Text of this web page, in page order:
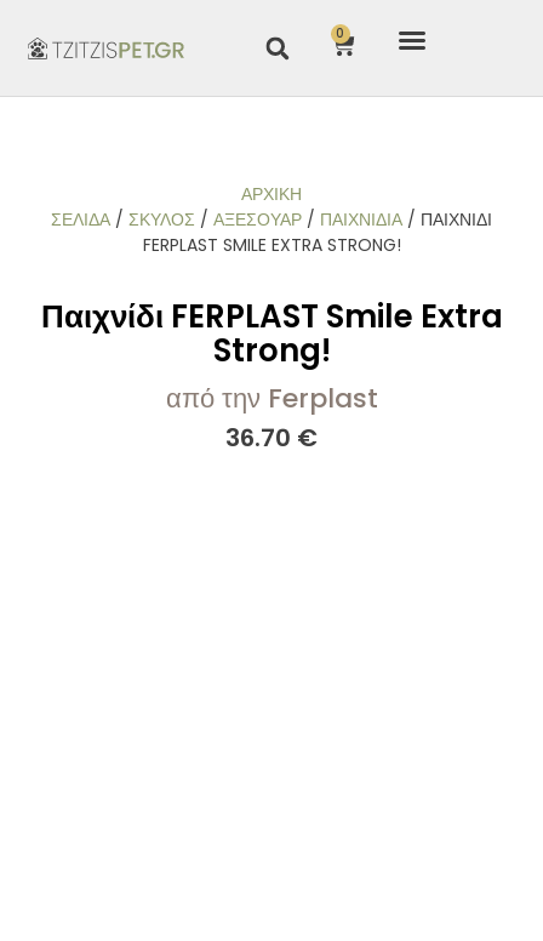
0
ΑΡΧΙΚΉ
ΣΕΛΊΔΑ / ΣΚΥΛΟΣ / ΑΞΕΣΟΥΑΡ / ΠΑΙΧΝΊΔΙΑ / ΠΑΙΧΝΊΔΙ
FERPLAST SMILE EXTRA STRONG!
Παιχνίδι FERPLAST Smile Extra
Strong!
από την Ferplast
36.70 €